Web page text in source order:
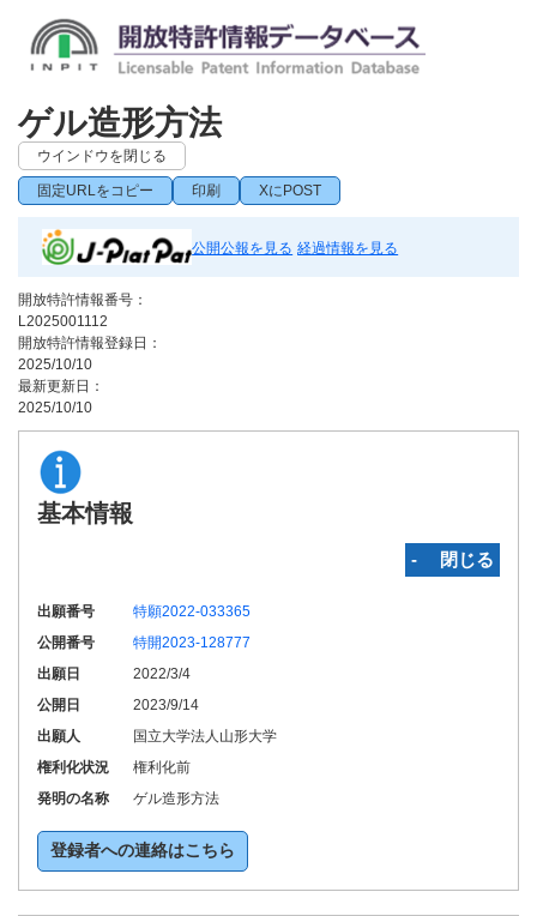
ゲル造形方法
ウインドウを閉じる
固定URLをコピー 印刷 XにPOST
公開公報を見る 経過情報を見る
開放特許情報番号：
L2025001112
開放特許情報登録日：
2025/10/10
最新更新日：
2025/10/10
基本情報
‐ 閉じる
出願番号
特願2022-033365
公開番号
特開2023-128777
出願日
2022/3/4
公開日
2023/9/14
出願人
国立大学法人山形大学
権利化状況
権利化前
発明の名称
ゲル造形方法
登録者への連絡はこちら